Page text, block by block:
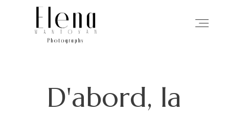
D'abord, la
PHOTOGRAPHIE